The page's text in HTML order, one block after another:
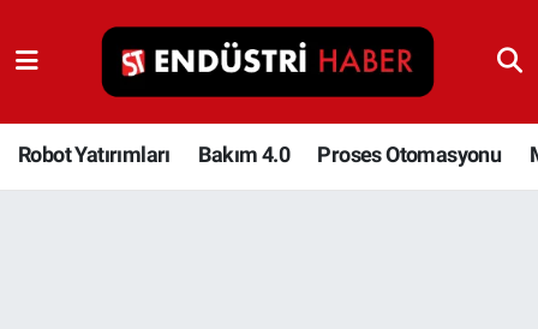
Robot Yatırımları Bakım 4.0 Proses Otomasyonu
Robot Yatırımları
Bakım 4.0